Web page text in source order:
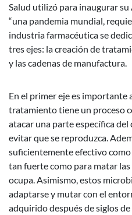
Salud utilizó para inaugurar
“una pandemia mundial,
industria farmacéutica se
tres ejes: la creación de
y las cadenas de manufactura.
En el primer eje es importante
tratamiento tiene un proceso
atacar una parte específica
evitar que se reproduzca.
suficientemente efectivo
tan fuerte como para matar
ocupa. Asimismo, estos
adaptarse y mutar con el
adquirido después de siglos